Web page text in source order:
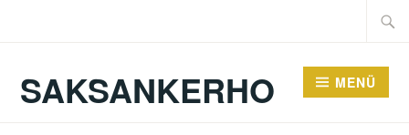
Suche
SAKSANKERHO MENÜ